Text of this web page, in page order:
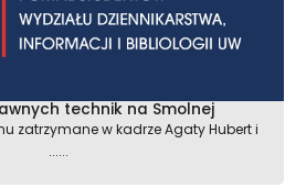
technik na Smolnej
zatrzymane w kadrze Agaty Hubert i
......